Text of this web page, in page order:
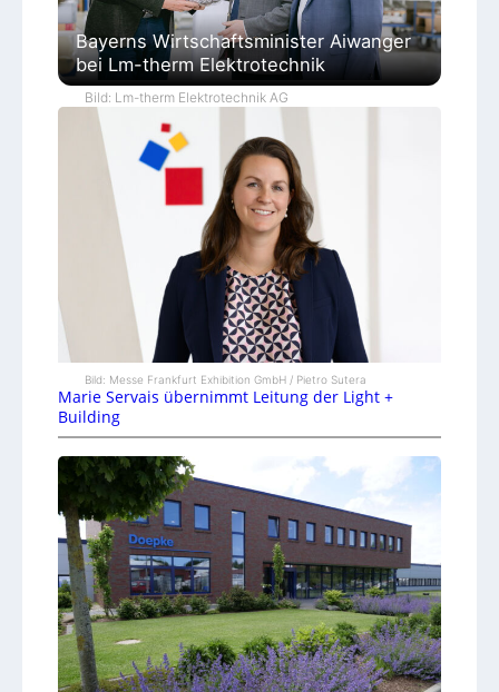
Bayerns Wirtschaftsminister Aiwanger
bei Lm-therm Elektrotechnik
Bild: Lm-therm Elektrotechnik AG
Bild: Messe Frankfurt Exhibition GmbH / Pietro Sutera
Marie Servais übernimmt Leitung der Light +
Building